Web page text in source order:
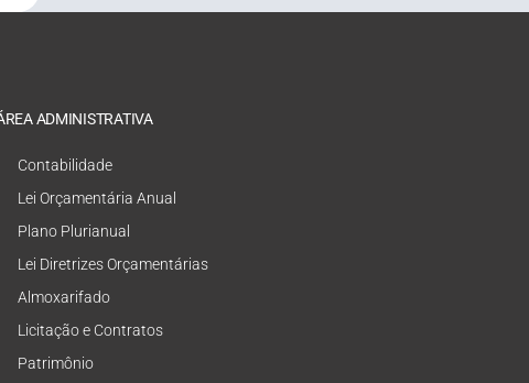
ADMINISTRATIVA
Contabilidade
Lei Orçamentária Anual
Plano Plurianual
Lei Diretrizes Orçamentárias
Almoxarifado
Licitação e Contratos
Patrimônio